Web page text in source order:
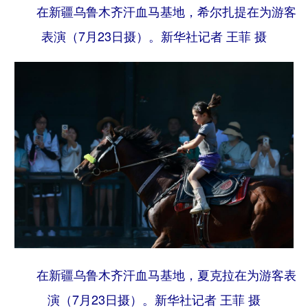
在新疆乌鲁木齐汗血马基地，希尔扎提在为游客
表演（7月23日摄）。 新华社记者 王菲 摄
在新疆乌鲁木齐汗血马基地，夏克拉在为游客表
演（7月23日摄）。 新华社记者 王菲 摄